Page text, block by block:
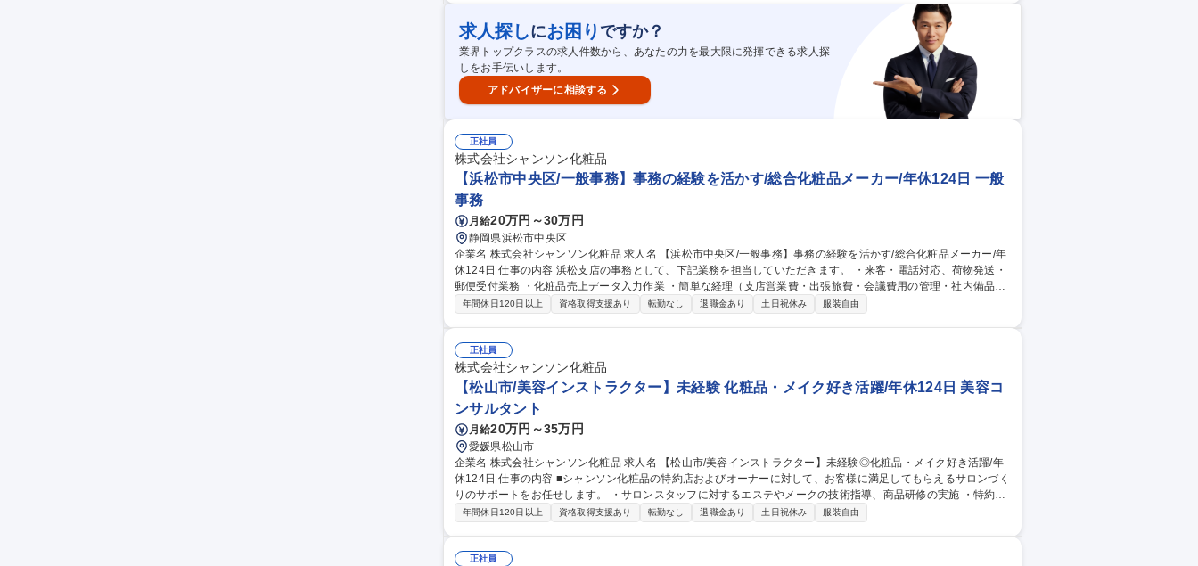
後のアフターフォローを実施 ■市場トレンドや競合製品の調査も担当 ★顧客の“つくりたい”をカタチにする提案営
業に挑戦したい方、大歓迎です★ 募集職種 【東京日本橋/法人営業】化粧品OEM・ODMの営業/総合化粧品メーカ
ー/年休124日
求人探しにお困り ですか？
業界トップクラスの求人件数から、あなたの力を最大限に発揮できる求人探
しをお手伝いします。
アドバイザーに相談する
正社員
株式会社シャンソン化粧品
【浜松市中央区/一般事務】事務の経験を活かす/総合化粧品メーカー/年休124日 一般
事務
月給20万円～30万円
静岡県浜松市中央区
企業名 株式会社シャンソン化粧品 求人名 【浜松市中央区/一般事務】事務の経験を活かす/総合化粧品メーカー/年
休124日 仕事の内容 浜松支店の事務として、下記業務を担当していただきます。 ・来客・電話対応、荷物発送・
郵便受付業務 ・化粧品売上データ入力作業 ・簡単な経理（支店営業費・出張旅費・会議費用の管理・社内備品管
理） ・営業及び美容インストラクターの事務サポート業務、特約店の事務サポート ・特約店のデータ管理及び分
日
年間休日120日以上 資格取得支援あり 転勤なし 退職金あり 土日祝休み 服装自由
正社員
株式会社シャンソン化粧品
【松山市/美容インストラクター】未経験 化粧品・メイク好き活躍/年休124日 美容コ
ンサルタント
月給20万円～35万円
愛媛県松山市
企業名 株式会社シャンソン化粧品 求人名 【松山市/美容インストラクター】未経験◎化粧品・メイク好き活躍/年
休124日 仕事の内容 ■シャンソン化粧品の特約店およびオーナーに対して、お客様に満足してもらえるサロンづく
りのサポートをお任せします。 ・サロンスタッフに対するエステやメークの技術指導、商品研修の実施 ・特約店
およびお客様に対するセミナーの実施 ・イベント企画：メイクアップコンテストの企画･開催や各店舗のフェア
為、自信を持ってお客様に向き合えます。 募集職種 【松山市/美容インストラクター】未経験◎化粧品・メイク好
年間休日120日以上 資格取得支援あり 転勤なし 退職金あり 土日祝休み 服装自由
正社員